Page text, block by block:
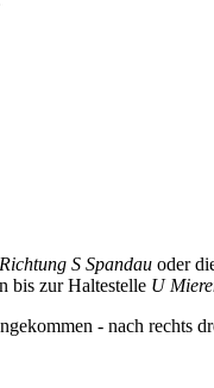
S Spandau oder
bis zur Haltestelle U
- nach rechts